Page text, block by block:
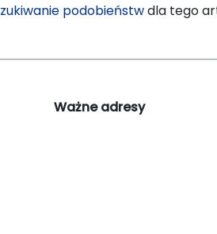
podobieństwdla tego
Ważne adresy